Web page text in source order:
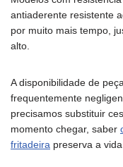
antiaderente resistente
por muito mais tempo,
alto.
A disponibilidade de
frequentemente
precisamos substituir
momento chegar, saber
fritadeira preserva a